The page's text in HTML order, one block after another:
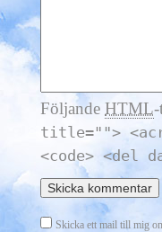
Följande HTML
title="">
<code> <del
Skicka ett mail till mig